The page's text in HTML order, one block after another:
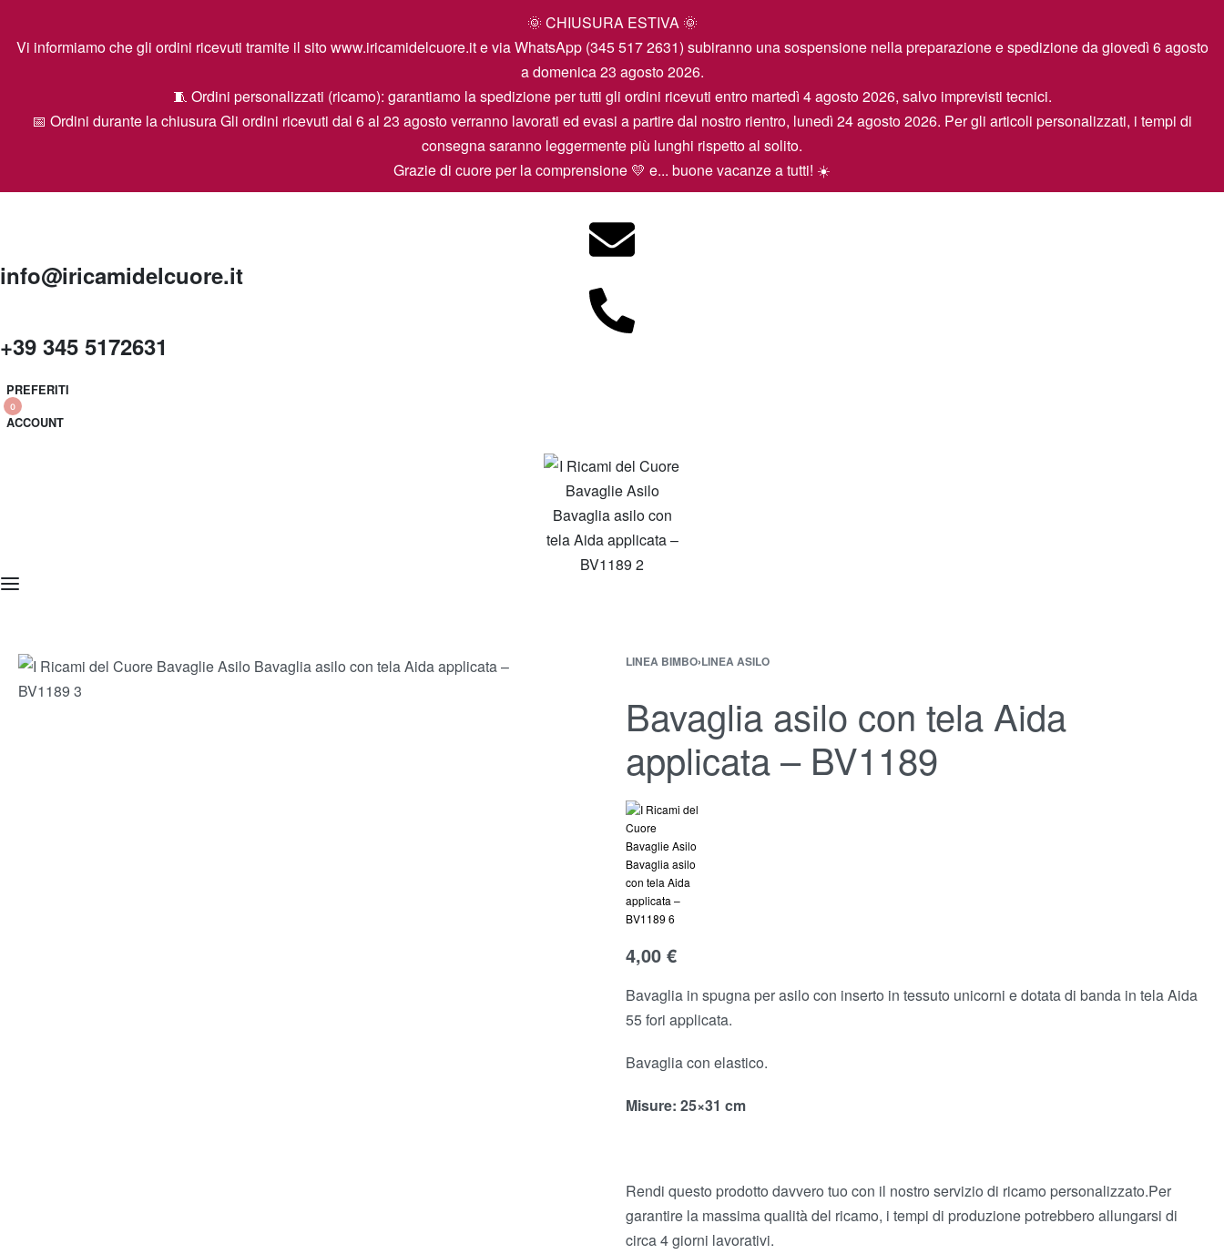
🌞 CHIUSURA ESTIVA 🌞
Vi informiamo che gli ordini ricevuti tramite il sito www.iricamidelcuore.it e via WhatsApp (345 517 2631) subiranno una sospensione nella preparazione e spedizione da giovedì 6 agosto
a domenica 23 agosto 2026.
🧵 Ordini personalizzati (ricamo): garantiamo la spedizione per tutti gli ordini ricevuti entro martedì 4 agosto 2026, salvo imprevisti tecnici.
📅 Ordini durante la chiusura Gli ordini ricevuti dal 6 al 23 agosto verranno lavorati ed evasi a partire dal nostro rientro, lunedì 24 agosto 2026. Per gli articoli personalizzati, i tempi di
consegna saranno leggermente più lunghi rispetto al solito.
Grazie di cuore per la comprensione 💛 e... buone vacanze a tutti! ☀️
info@iricamidelcuore.it
+39 345 5172631
PREFERITI
0
ACCOUNT
LINEA BIMBO›LINEA ASILO
Bavaglia asilo con tela Aida
applicata – BV1189
4,00€
Bavaglia in spugna per asilo con inserto in tessuto unicorni e dotata di banda in tela Aida
55 fori applicata.
Bavaglia con elastico.
Misure: 25×31 cm
Rendi questo prodotto davvero tuo con il nostro servizio di ricamo personalizzato.Per
garantire la massima qualità del ricamo, i tempi di produzione potrebbero allungarsi di
circa 4 giorni lavorativi.